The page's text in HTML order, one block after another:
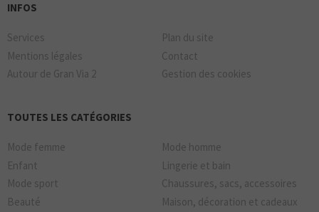
INFOS
Services
Plan du site
Mentions légales
Contact
Autour de Gran Via 2
Gestion des cookies
TOUTES LES CATÉGORIES
Mode femme
Mode homme
Enfant
Lingerie et bain
Mode sport
Chaussures, sacs, accessoires
Beauté
Maison, décoration et cadeaux